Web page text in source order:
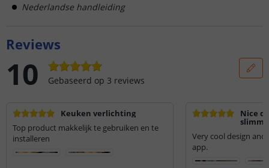
Nederlandse handleiding
Reviews
10 Gebaseerd op 3 reviews
Keuken verlichting
Top product makkelijk te gebruiken en te
installeren
Nice
slimme
Very cool design
app.